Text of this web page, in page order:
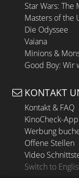
Star Wars:
Masters of the
Die Odyssee
Vaiana
Minions &
Good Boy: Wir
KONTAKT
Kontakt & FAQ
KinoCheck-App
Werbung
Offene Stellen
Video
Switch to